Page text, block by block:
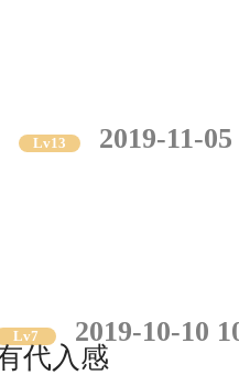
Lv13
2019-11-
Lv7
2019-10-10
代入感